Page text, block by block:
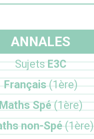
ANNALES
SujetsE3C
Français(1ère)
Spé(1ère)
non-Spé(1ère)